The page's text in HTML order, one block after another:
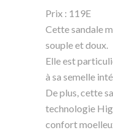
Prix : 119E
Cette sandale
souple et doux.
Elle est
à sa semelle
De plus, cette
technologie
confort